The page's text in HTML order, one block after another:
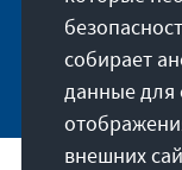
собирает
данные для
внешних